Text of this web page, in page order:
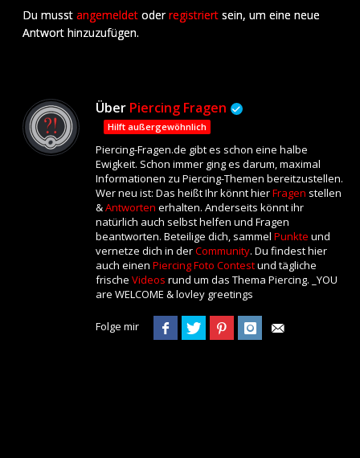
Du musst angemeldet oderregistriert sein, um eine neue
Antwort hinzuzufügen.
Über Piercing Fragen
Hilft außergewöhnlich
Piercing-Fragen.de gibt es schon eine halbe
Ewigkeit. Schon immer ging es darum, maximal
Informationen zu Piercing-Themen bereitzustellen.
Wer neu ist: Das heißt Ihr könnt hierFragen stellen
&Antworten erhalten. Anderseits könnt ihr
natürlich auch selbst helfen und Fragen
beantworten. Beteilige dich, sammel Punkte und
vernetze dich in derCommunity. Du findest hier
auch einen Piercing Foto Contestund tägliche
frische Videos rund um das Thema Piercing. _YOU
are WELCOME & lovley greetings
Folge mir